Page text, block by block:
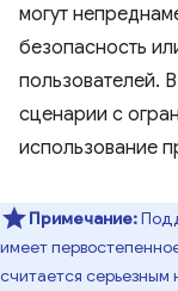
могут
безопасность
пользователей.
сценарии с
использование
Примечание:
имеет
считается